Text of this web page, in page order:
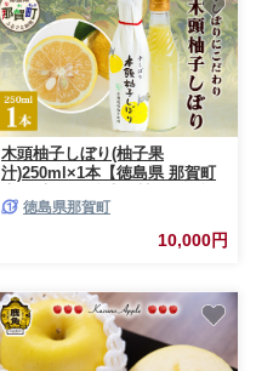
木頭柚子しぼり(柚子果
汁)250ml×1本【徳島県 那賀町
ズ 柚子 柚子果汁 果汁 柑橘 ジ
ュース ドリンク 調味料 便利 万
能 贈物 プレゼント 有機栽培 手
徳島県那賀町
10,000円